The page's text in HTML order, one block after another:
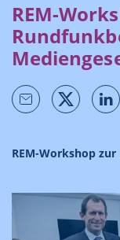
REM-
REM-Workshop